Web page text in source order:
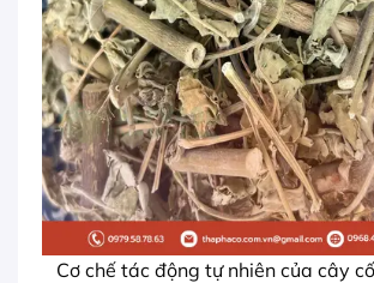
Cơ chế tác động tự nhiên của cây